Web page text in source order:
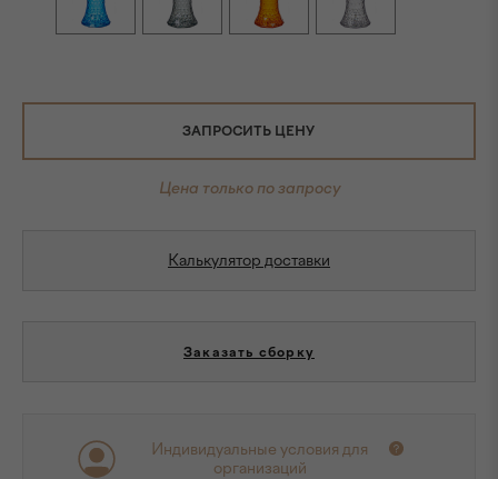
ЗАПРОСИТЬ ЦЕНУ
Цена только по запросу
Калькулятор доставки
Заказать сборку
Индивидуальные условия для
организаций